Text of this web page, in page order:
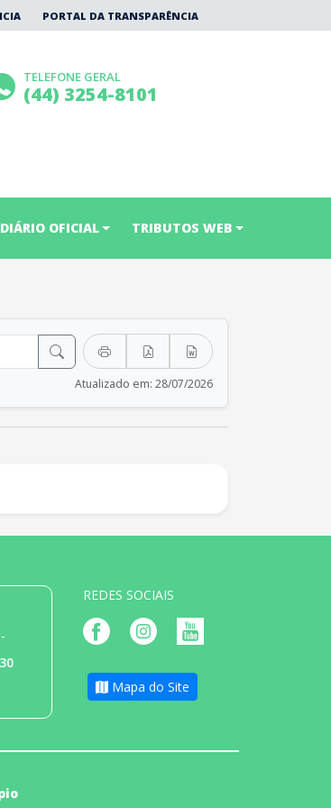
PORTAL DA TRANSPARÊNCIA
TELEFONE GERAL
(44) 3254-8101
DIÁRIO OFICIAL TRIBUTOS WEB
Atualizado em: 28/07/2026
REDES SOCIAIS
Mapa do Site